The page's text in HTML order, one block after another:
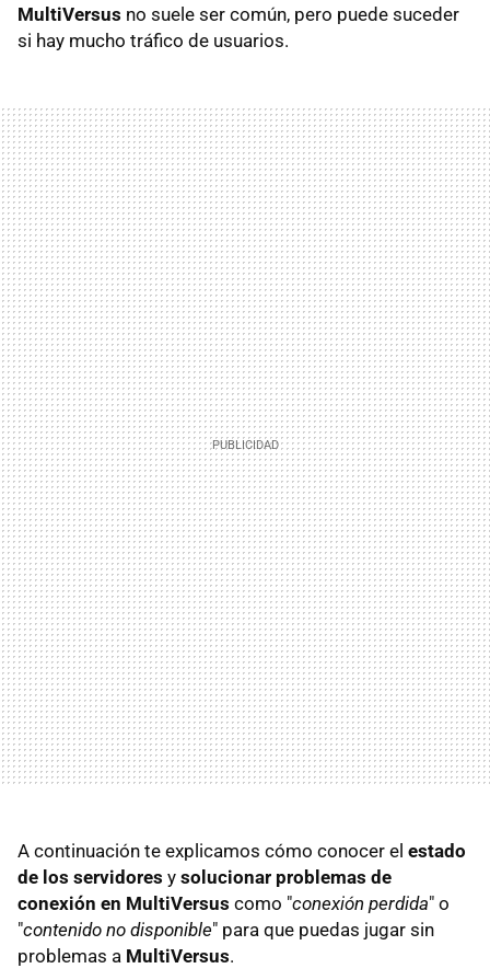
MultiVersus no suele ser común, pero puede suceder
si hay mucho tráfico de usuarios.
A continuación te explicamos cómo conocer el estado
de los servidores y solucionar problemas de
conexión en MultiVersus como "conexión perdida" o
"contenido no disponible" para que puedas jugar sin
problemas a MultiVersus.